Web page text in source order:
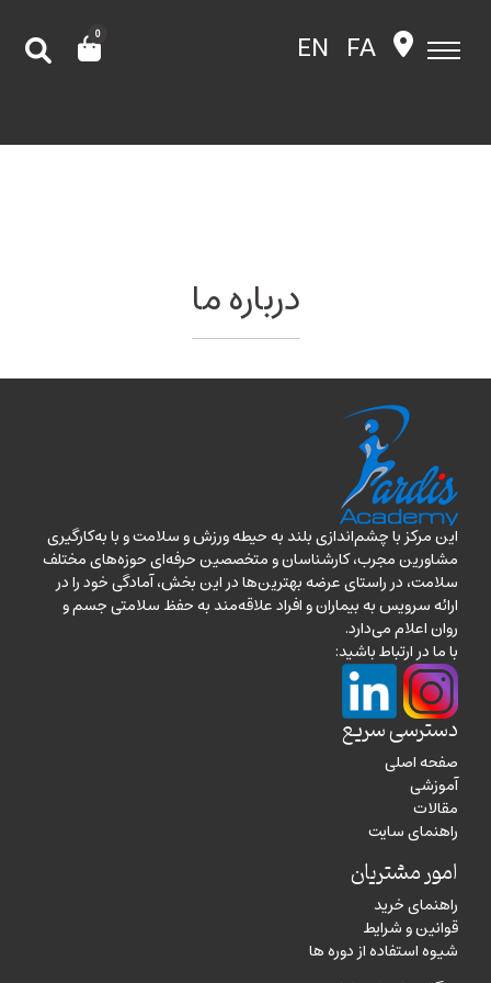
FA
EN
0
درباره ما
این مرکز با چشم‌اندازی بلند به حیطه ورزش و سلامت و با به‌کارگیری
مشاورین مجرب، کارشناسان و متخصصین حرفه‌ای حوزه‌های مختلف
سلامت، در راستای عرضه بهترین‌ها در این بخش، آمادگی خود را در
ارائه سرویس به بیماران و افراد علاقه‌مند به حفظ سلامتی جسم و
روان اعلام می‌دارد.
با ما در ارتباط باشید:
دسترسی سریع
صفحه اصلی
آموزشی
مقالات
راهنمای سایت
امور مشتریان
راهنمای خرید
قوانین و شرایط
شیوه استفاده از دوره ها